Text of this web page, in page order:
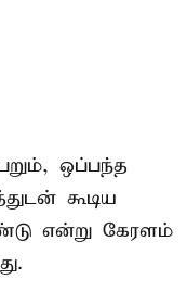
ஒப்பந்த
கூடிய
என்று கேரளம்